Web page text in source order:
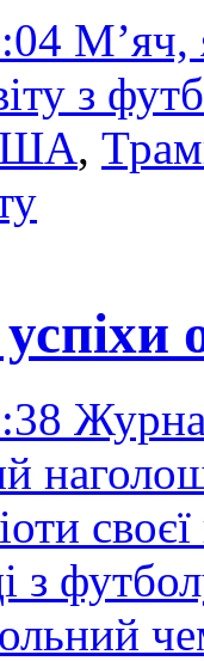
М’яч,
з
,
з